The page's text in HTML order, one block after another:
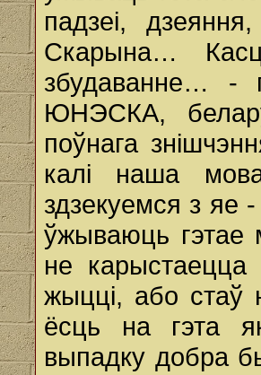
падзеі,
Скарына…
збудаванне… -
ЮНЭСКА,
поўнага
калі наша
здзекуемся з яе
ўжываюць гэтае
не
жыцці, або стаў
ёсць на гэта
выпадку добра